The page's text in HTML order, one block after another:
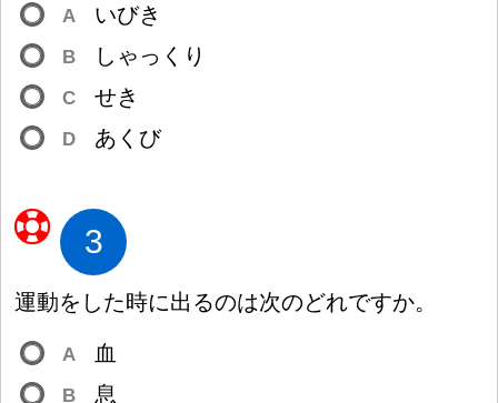
A いびき
B しゃっくり
C せき
D あくび
3
運動をした時に出 るのは次のどれですか。
A 血
B 息